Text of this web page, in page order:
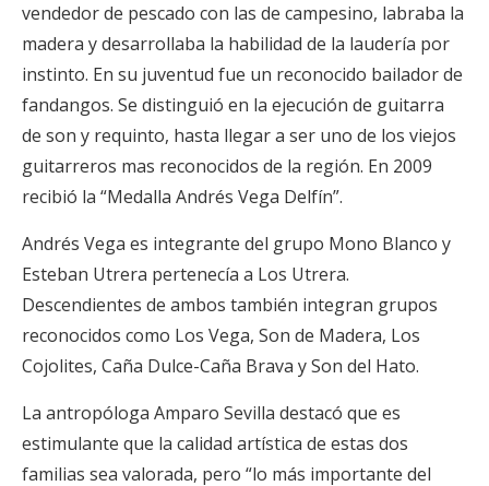
vendedor de pescado con las de campesino, labraba la
madera y desarrollaba la habilidad de la laudería por
instinto. En su juventud fue un reconocido bailador de
fandangos. Se distinguió en la ejecución de guitarra
de son y requinto, hasta llegar a ser uno de los viejos
guitarreros mas reconocidos de la región. En 2009
recibió la “Medalla Andrés Vega Delfín”.
Andrés Vega es integrante del grupo Mono Blanco y
Esteban Utrera pertenecía a Los Utrera.
Descendientes de ambos también integran grupos
reconocidos como Los Vega, Son de Madera, Los
Cojolites, Caña Dulce-Caña Brava y Son del Hato.
La antropóloga Amparo Sevilla destacó que es
estimulante que la calidad artística de estas dos
familias sea valorada, pero “lo más importante del